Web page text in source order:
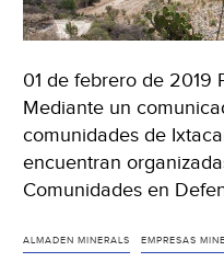
01 de febrero de 2019
Mediante un
comunidades de
encuentran
Comunidades en
ALMADEN MINERALS EMPRESAS